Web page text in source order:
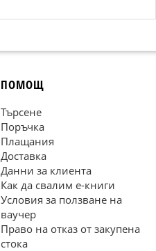
ПОМОЩ
Търсене
Поръчка
Плащания
Доставка
Данни за клиента
Как да свалим е-книги
Условия за ползване на
ваучер
Право на отказ от закупена
стока